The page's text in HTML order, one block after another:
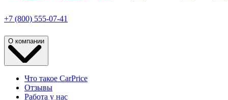
+7 (800) 555-07-41
О компании
Что такое CarPrice
Отзывы
Работа у нас